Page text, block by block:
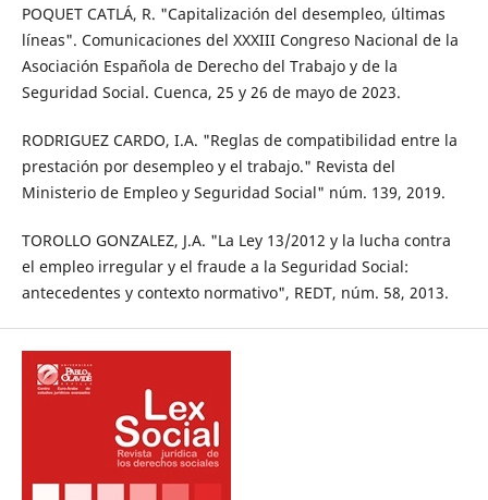
POQUET CATLÁ, R. "Capitalización del desempleo, últimas
líneas". Comunicaciones del XXXIII Congreso Nacional de la
Asociación Española de Derecho del Trabajo y de la
Seguridad Social. Cuenca, 25 y 26 de mayo de 2023.
RODRIGUEZ CARDO, I.A. "Reglas de compatibilidad entre la
prestación por desempleo y el trabajo." Revista del
Ministerio de Empleo y Seguridad Social" núm. 139, 2019.
TOROLLO GONZALEZ, J.A. "La Ley 13/2012 y la lucha contra
el empleo irregular y el fraude a la Seguridad Social:
antecedentes y contexto normativo", REDT, núm. 58, 2013.